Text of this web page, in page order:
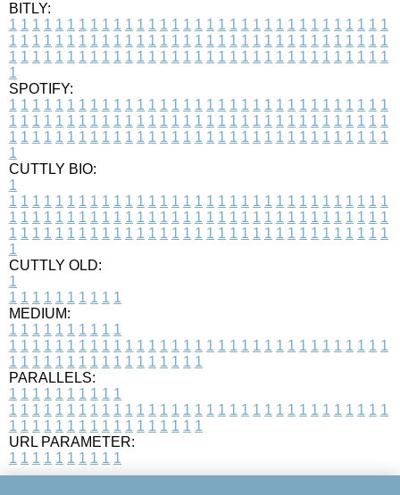
BITLY:
1 1 1 1 1 1 1 1 1 1 1 1 1 1 1 1 1 1 1 1 1 1 1 1 1 1 1 1 1 1 1 1 1
1 1 1 1 1 1 1 1 1 1 1 1 1 1 1 1 1 1 1 1 1 1 1 1 1 1 1 1 1 1 1 1 1
1 1 1 1 1 1 1 1 1 1 1 1 1 1 1 1 1 1 1 1 1 1 1 1 1 1 1 1 1 1 1 1 1
1
SPOTIFY:
1 1 1 1 1 1 1 1 1 1 1 1 1 1 1 1 1 1 1 1 1 1 1 1 1 1 1 1 1 1 1 1 1
1 1 1 1 1 1 1 1 1 1 1 1 1 1 1 1 1 1 1 1 1 1 1 1 1 1 1 1 1 1 1 1 1
1 1 1 1 1 1 1 1 1 1 1 1 1 1 1 1 1 1 1 1 1 1 1 1 1 1 1 1 1 1 1 1 1
1
CUTTLY BIO:
1
1 1 1 1 1 1 1 1 1 1 1 1 1 1 1 1 1 1 1 1 1 1 1 1 1 1 1 1 1 1 1 1 1
1 1 1 1 1 1 1 1 1 1 1 1 1 1 1 1 1 1 1 1 1 1 1 1 1 1 1 1 1 1 1 1 1
1 1 1 1 1 1 1 1 1 1 1 1 1 1 1 1 1 1 1 1 1 1 1 1 1 1 1 1 1 1 1 1 1
1
CUTTLY OLD:
1
1 1 1 1 1 1 1 1 1 1
MEDIUM:
1 1 1 1 1 1 1 1 1 1
1 1 1 1 1 1 1 1 1 1 1 1 1 1 1 1 1 1 1 1 1 1 1 1 1 1 1 1 1 1 1 1 1
1 1 1 1 1 1 1 1 1 1 1 1 1 1 1 1 1
PARALLELS:
1 1 1 1 1 1 1 1 1 1
1 1 1 1 1 1 1 1 1 1 1 1 1 1 1 1 1 1 1 1 1 1 1 1 1 1 1 1 1 1 1 1 1
1 1 1 1 1 1 1 1 1 1 1 1 1 1 1 1 1
URL PARAMETER:
1 1 1 1 1 1 1 1 1 1